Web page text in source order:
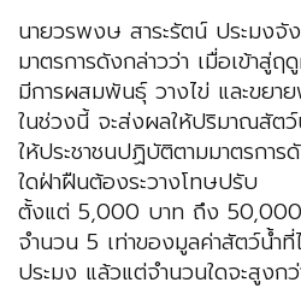
นายวรพงษ สาระรัตน์ ประมง
มาตรการดังกล่าวว่า เมื่อเข้าสู่
มีการผสมพันธุ์ วางไข่ และขยา
ในช่วงนี้ จะส่งผลให้ปริมาณสัต
ให้ประชาชนปฏิบัติตามมาตรกา
ใดฝ่าฝืนต้องระวางโทษปรับ
ตั้งแต่ 5,000 บาท ถึง
จำนวน 5 เท่าของมูลค่าสัตว์น้ำที่
ประมง แล้วแต่จำนวนใดจะสูงก